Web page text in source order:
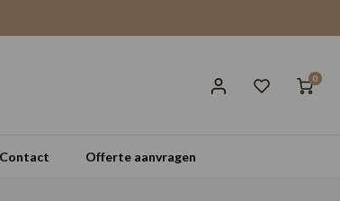
0
Contact Offerte aanvragen